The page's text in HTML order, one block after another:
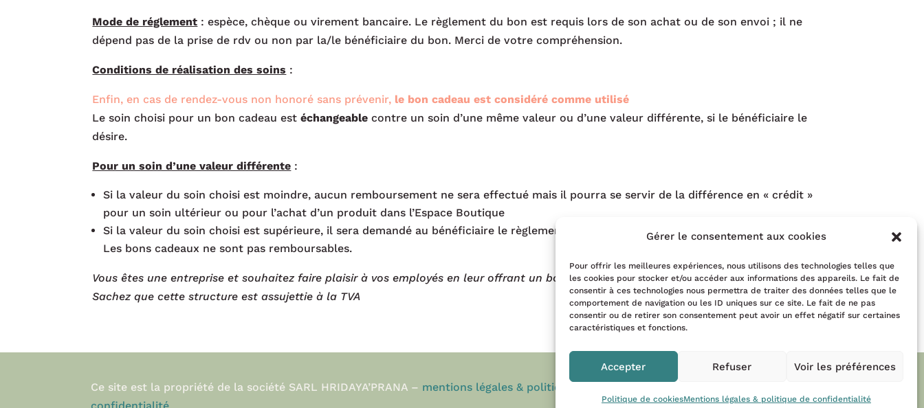
Gérer le consentement aux cookies
Pour offrir les meilleures expériences, nous utilisons des technologies telles que
les cookies pour stocker et/ou accéder aux informations des appareils. Le fait de
consentir à ces technologies nous permettra de traiter des données telles que le
comportement de navigation ou les ID uniques sur ce site. Le fait de ne pas
consentir ou de retirer son consentement peut avoir un effet négatif sur certaines
caractéristiques et fonctions.
Accepter Refuser Voir les préférences
Politique de cookiesMentions légales & politique de confidentialité
Mode de réglement : espèce, chèque ou virement bancaire. Le règlement du bon est requis lors de son achat ou de son envoi ; il ne
dépend pas de la prise de rdv ou non par la/le bénéficiaire du bon. Merci de votre compréhension.
Conditions de réalisation des soins :
Enfin, en cas de rendez-vous non honoré sans prévenir, le bon cadeau est considéré comme utilisé
Le soin choisi pour un bon cadeau est échangeable contre un soin d’une même valeur ou d’une valeur différente, si le bénéficiaire le
désire.
Pour un soin d’une valeur différente :
Si la valeur du soin choisi est moindre, aucun remboursement ne sera effectué mais il pourra se servir de la différence en « crédit »
pour un soin ultérieur ou pour l’achat d’un produit dans l’Espace Boutique
Si la valeur du soin choisi est supérieure, il sera demandé au bénéficiaire le règlement de la différence.
Les bons cadeaux ne sont pas remboursables.
Vous êtes une entreprise et souhaitez faire plaisir à vos employés en leur offrant un bon cadeau au Centre d’Ayurveda Hridaya’Prana ?
Sachez que cette structure est assujettie à la TVA
Ce site est la propriété de la société SARL HRIDAYA’PRANA – mentions légales & politique de